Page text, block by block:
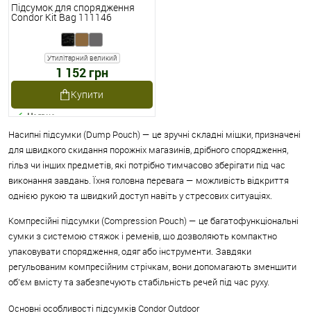
Підсумок для спорядження
Condor Kit Bag 111146
Утилітарний великий
1 152 грн
Купити
Наявне
Насипні підсумки (Dump Pouch) — це зручні складні мішки, призначені
для швидкого скидання порожніх магазинів, дрібного спорядження,
гільз чи інших предметів, які потрібно тимчасово зберігати під час
виконання завдань. Їхня головна перевага — можливість відкриття
однією рукою та швидкий доступ навіть у стресових ситуаціях.
Компресійні підсумки (Compression Pouch) — це багатофункціональні
сумки з системою стяжок і ременів, що дозволяють компактно
упаковувати спорядження, одяг або інструменти. Завдяки
регульованим компресійним стрічкам, вони допомагають зменшити
об’єм вмісту та забезпечують стабільність речей під час руху.
Основні особливості підсумків Condor Outdoor